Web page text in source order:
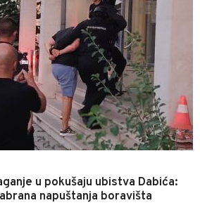
u pokušaju ubistva Dabića:
napuštanja boravišta